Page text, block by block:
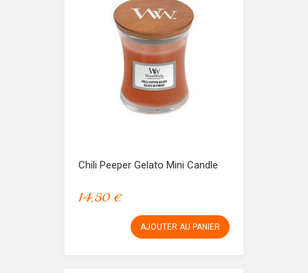
Chili Peeper Gelato Mini Candle
14,50 €
AJOUTER AU PANIER